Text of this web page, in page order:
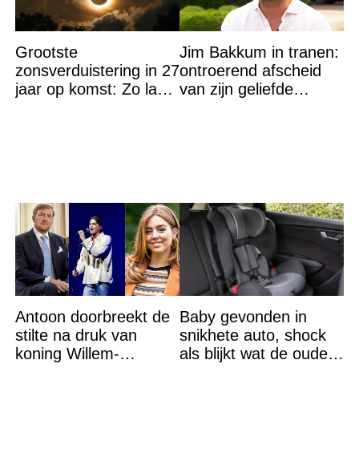
Grootste
zonsverduistering in 27
jaar op komst: Zo laat
Jim Bakkum in tranen:
ontroerend afscheid
van zijn geliefde
Antoon doorbreekt de
stilte na druk van
koning Willem-
Baby gevonden in
snikhete auto, shock
als blijkt wat de ouders